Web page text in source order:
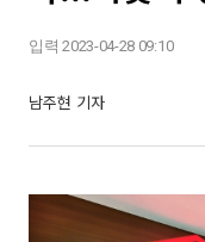
입력 2023-04-28 09:10
남주현 기자